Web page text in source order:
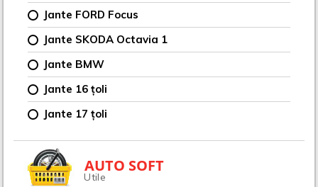
Jante FORD Focus
Jante SKODA Octavia 1
Jante BMW
Jante 16 țoli
Jante 17 țoli
AUTO SOFT
Utile